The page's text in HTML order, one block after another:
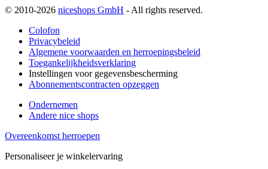
© 2010-2026 niceshops GmbH - All rights reserved.
Colofon
Privacybeleid
Algemene voorwaarden en herroepingsbeleid
Toegankelijkheidsverklaring
Instellingen voor gegevensbescherming
Abonnementscontracten opzeggen
Ondernemen
Andere nice shops
Overeenkomst herroepen
Personaliseer je winkelervaring